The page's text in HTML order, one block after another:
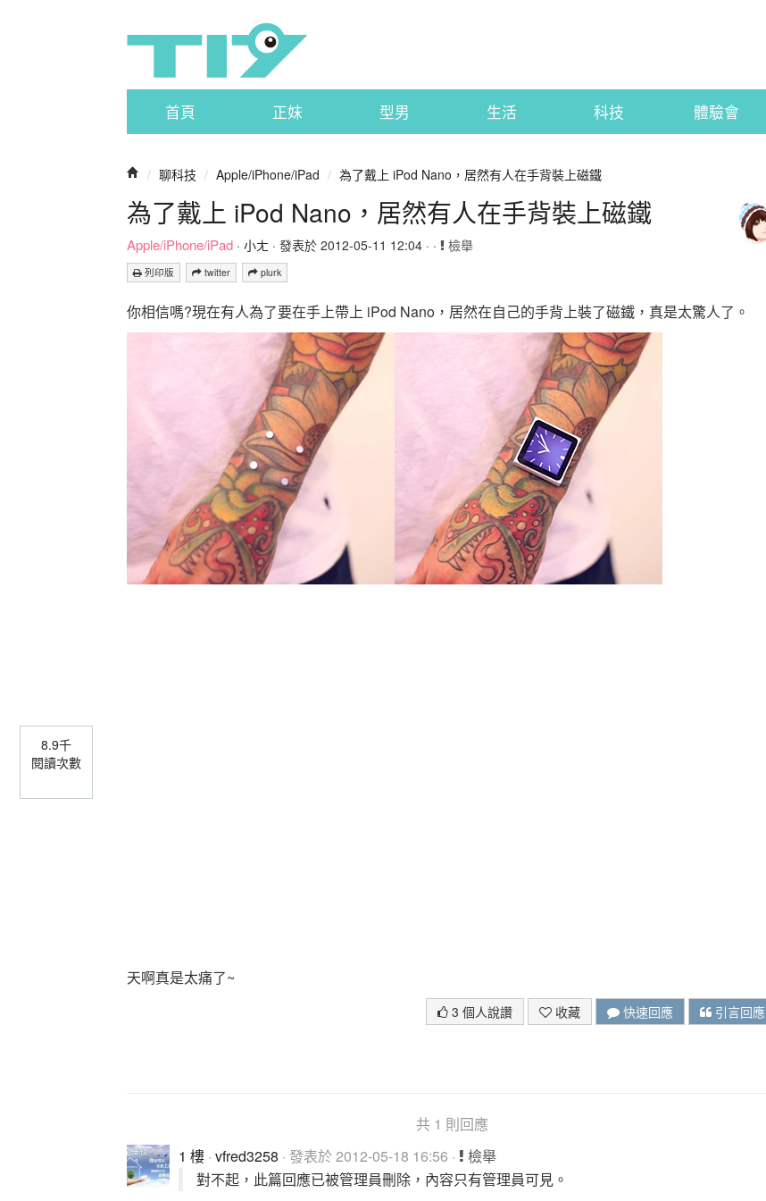
首頁 正妹 型男 生活 科技 體驗會
/ 聊科技 / Apple/iPhone/iPad / 為了戴上 iPod Nano，居然有人在手背裝上磁鐵
為了戴上 iPod Nano，居然有人在手背裝上磁鐵
Apple/iPhone/iPad · 小ㄤ · 發表於 2012-05-11 12:04 · · 檢舉
列印版 twitter plurk
8.9千
閱讀次數
你相信嗎?現在有人為了要在手上帶上 iPod Nano，居然在自己的手背上裝了磁鐵，真是太驚人了。
天啊真是太痛了~
3 個人說讚 收藏 快速回應 引言回應
共 1 則回應
1 樓 · vfred3258 · 發表於 2012-05-18 16:56 ·
檢舉
對不起，此篇回應已被管理員刪除，內容只有管理員可見。